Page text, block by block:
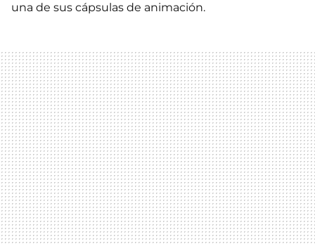
una de sus cápsulas de animación.